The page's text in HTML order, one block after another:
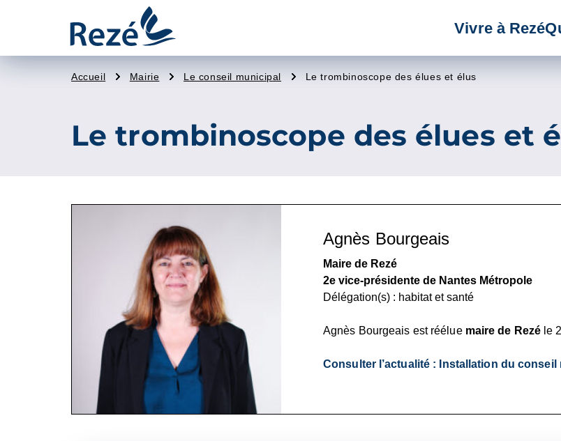
Ville
de
Vivre à Rezé
Accueil Mairie Le conseil municipal Le trombinoscope des élues et élus
Le trombinoscope des élues et
Agnès Bourgeais
Maire de Rezé
2e vice-présidente de Nantes Métropole
Délégation(s) : habitat et santé
Agnès Bourgeais est réélue maire de Rezé le
Consulter l’actualité : Installation du conseil